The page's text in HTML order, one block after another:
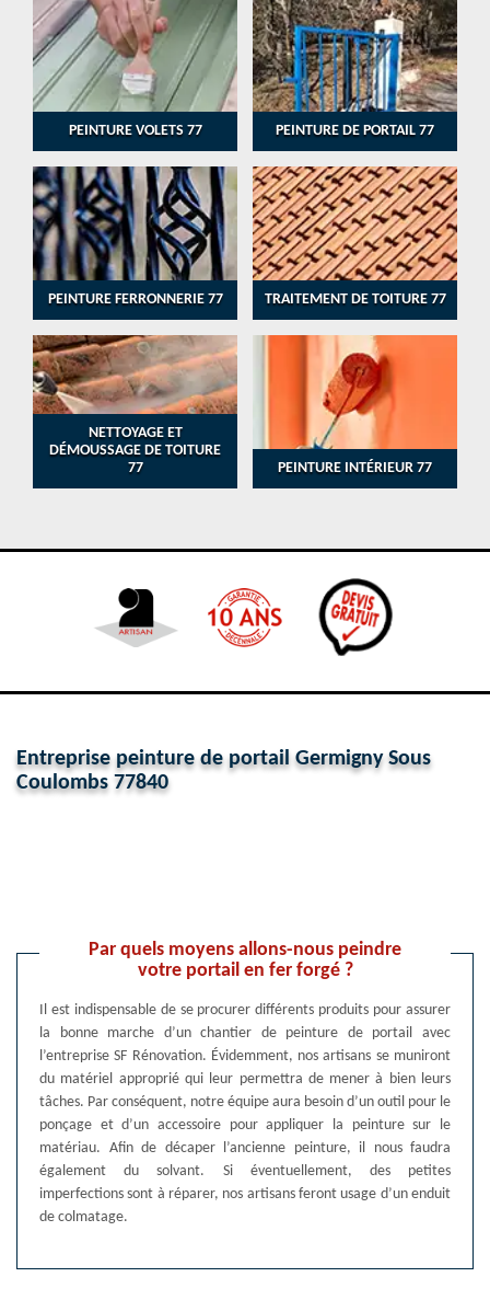
PEINTURE VOLETS 77 PEINTURE DE PORTAIL 77
PEINTURE FERRONNERIE 77 TRAITEMENT DE TOITURE 77
NETTOYAGE ET
DÉMOUSSAGE DE TOITURE
77
PEINTURE INTÉRIEUR 77
Entreprise peinture de portail Germigny Sous
Coulombs 77840
Par quels moyens allons-nous peindre
votre portail en fer forgé ?
Il est indispensable de se procurer différents produits pour assurer
la bonne marche d’un chantier de peinture de portail avec
l’entreprise SF Rénovation. Évidemment, nos artisans se muniront
du matériel approprié qui leur permettra de mener à bien leurs
tâches. Par conséquent, notre équipe aura besoin d’un outil pour le
ponçage et d’un accessoire pour appliquer la peinture sur le
matériau. Afin de décaper l’ancienne peinture, il nous faudra
également du solvant. Si éventuellement, des petites
imperfections sont à réparer, nos artisans feront usage d’un enduit
de colmatage.